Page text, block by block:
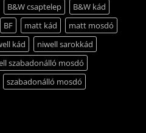
B&W csaptelep
B&W kád
BF matt kád
matt mosdó
kád
niwell sarokkád
szabadonálló mosdó
szabadonálló mosdó